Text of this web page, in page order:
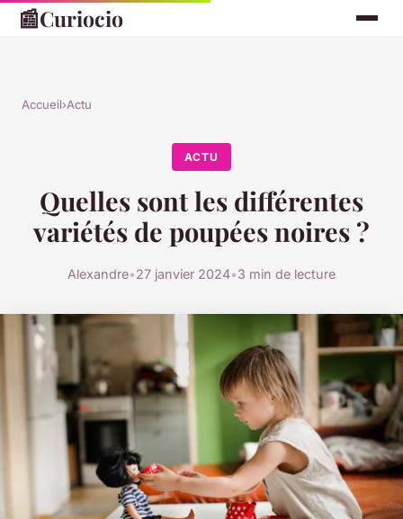
📰Curiocio
Accueil›Actu
ACTU
Quelles sont les différentes
variétés de poupées noires ?
Alexandre•27 janvier 2024•3 min de lecture